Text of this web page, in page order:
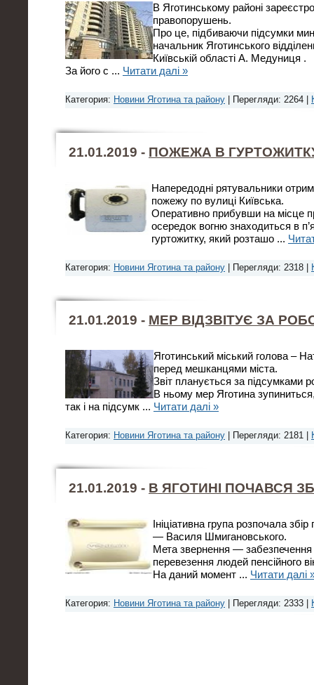
В Яготинському районі
правопорушень.
Про це, підбиваючи підсумки
начальник Яготинського
Київській області А. Медуниця .
За його с ... Читати далі »
Категория: Новини Яготина та району | Перегляди: 2264 |
21.01.2019 - ПОЖЕЖА В
Напередодні рятувальники
пожежу по вулиці Київська.
Оперативно прибувши на місце
осередок вогню знаходиться в
гуртожитку, який розташо ...
Категория: Новини Яготина та району | Перегляди: 2318 |
21.01.2019 - МЕР ВІДЗВІТУЄ ЗА
Яготинський міський голова –
перед мешканцями міста.
Звіт планується за підсумками
В ньому мер Яготина зупиниться,
так і на підсумк ... Читати далі »
Категория: Новини Яготина та району | Перегляди: 2181 |
21.01.2019 - В ЯГОТИНІ ПОЧАВСЯ
Ініціативна група розпочала
— Василя Шмигановського.
Мета звернення — забезпечення
перевезення людей пенсійного
На даний момент ... Читати далі
Категория: Новини Яготина та району | Перегляди: 2333 |